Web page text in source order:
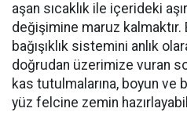
aşan sıcaklık ile içerideki
değişimine maruz kalmaktır.
bağışıklık sistemini anlık
doğrudan üzerimize vuran
kas tutulmalarına, boyun ve
yüz felcine zemin